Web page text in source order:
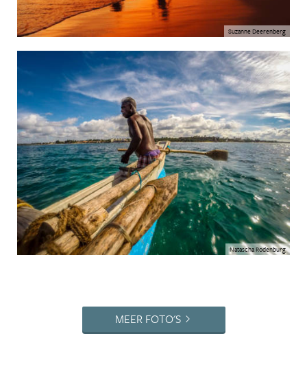
Suzanne Deerenberg
Natascha Rodenburg
MEER FOTO'S